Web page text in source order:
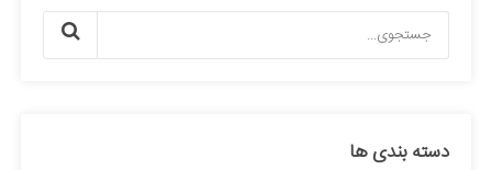
دسته بندی ها